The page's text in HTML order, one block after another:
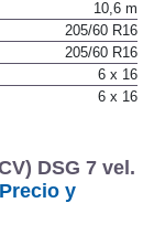
10,6 m
205/60 R16
205/60 R16
6 x 16
6 x 16
DSG 7 vel.
Precio y